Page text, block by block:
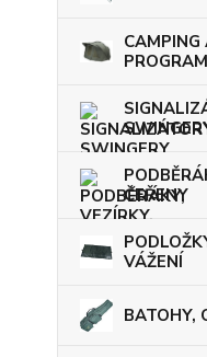
PROGRAM
ČEŘENY
VÁŽENÍ
BATOHY,